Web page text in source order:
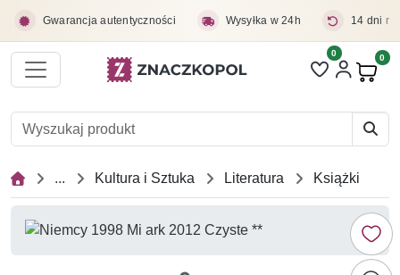
Gwarancja autentyczności Wysyłka w 24h 14 dni
Liczba pozycji
0 0
... Kultura i Sztuka Literatura Książki